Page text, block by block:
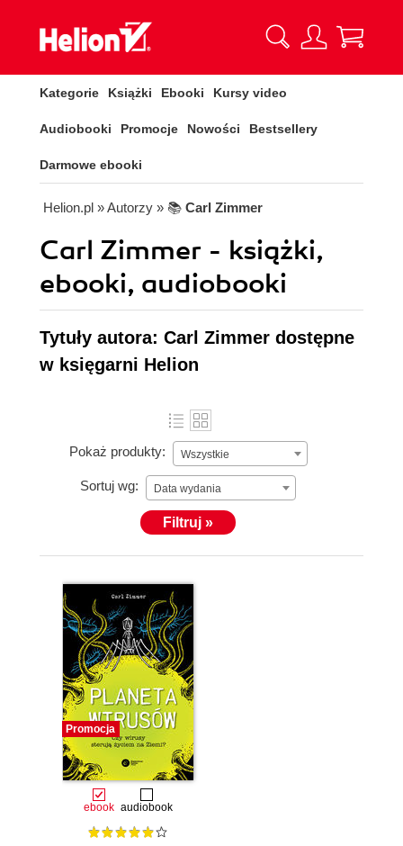
Kategorie Książki Ebooki Kursy video
Audiobooki Promocje Nowości Bestsellery
Darmowe ebooki
Helion.pl » Autorzy » 📚 Carl Zimmer
Carl Zimmer - książki,
ebooki, audiobooki
Tytuły autora: Carl Zimmer dostępne
w księgarni Helion
Pokaż produkty: Wszystkie
Sortuj wg: Data wydania
Filtruj »
Promocja
ebook audiobook